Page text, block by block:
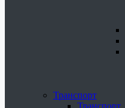
Транспорт
Транспорт